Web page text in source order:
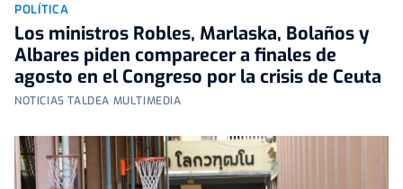
POLÍTICA
Los ministros Robles, Marlaska, Bolaños y
Albares piden comparecer a finales de
agosto en el Congreso por la crisis de Ceuta
NOTICIAS TALDEA MULTIMEDIA